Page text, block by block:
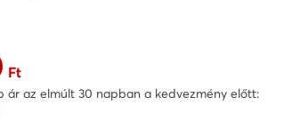
Ft
Ft
ár az elmúlt 30 napban a kedvezmény előtt: